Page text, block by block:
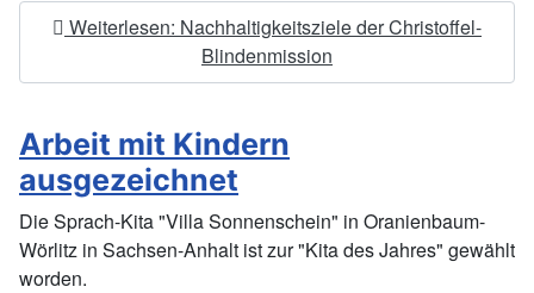
Weiterlesen: Nachhaltigkeitsziele der Christoffel-
Blindenmission
Arbeit mit Kindern
ausgezeichnet
Die Sprach-Kita "Villa Sonnenschein" in Oranienbaum-
Wörlitz in Sachsen-Anhalt ist zur "Kita des Jahres" gewählt
worden.